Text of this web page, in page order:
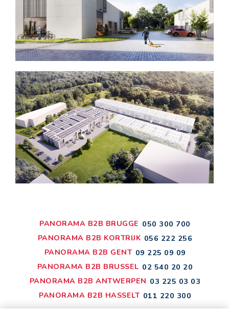
PANORAMA B2B BRUGGE 050 300 700
PANORAMA B2B KORTRIJK 056 222 256
PANORAMA B2B GENT 09 225 09 09
PANORAMA B2B BRUSSEL 02 540 20 20
PANORAMA B2B ANTWERPEN 03 225 03 03
PANORAMA B2B HASSELT 011 220 300